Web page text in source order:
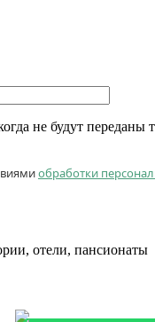
не будут переданы
обработки
отели, пансионаты